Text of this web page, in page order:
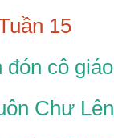
15
đón cô giáo
Chư